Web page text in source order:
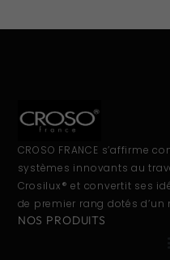
CROSO FRANCE s’affirme
systèmes innovants au
Crosilux® et convertit ses
de premier rang dotés
NOS PRODUITS